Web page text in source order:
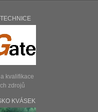
kvalifikace
zdrojů
KVÁSEK